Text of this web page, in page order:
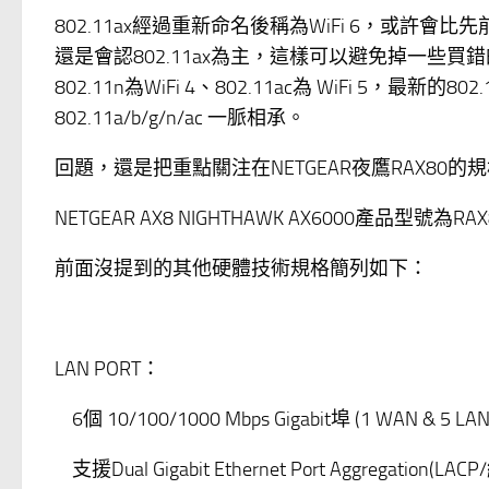
802.11ax經過重新命名後稱為WiFi 6，或許會比
還是會認802.11ax為主，這樣可以避免掉一些買
802.11n為WiFi 4、802.11ac為 WiFi 5，最新的
802.11a/b/g/n/ac 一脈相承。
回題，還是把重點關注在NETGEAR夜鷹RAX80的
NETGEAR AX8 NIGHTHAWK AX6000產品型號為
前面沒提到的其他硬體技術規格簡列如下：
LAN PORT：
6個 10/100/1000 Mbps Gigabit埠 (1 WAN & 5
支援Dual Gigabit Ethernet Port